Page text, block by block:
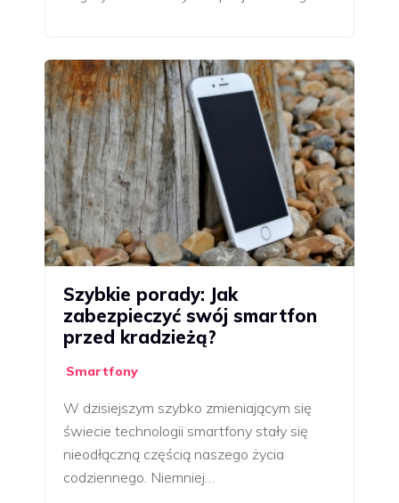
Szybkie porady: Jak
zabezpieczyć swój smartfon
przed kradzieżą?
Smartfony
W dzisiejszym szybko zmieniającym się
świecie technologii smartfony stały się
nieodłączną częścią naszego życia
codziennego. Niemniej…